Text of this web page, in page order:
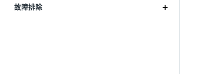
故障排除